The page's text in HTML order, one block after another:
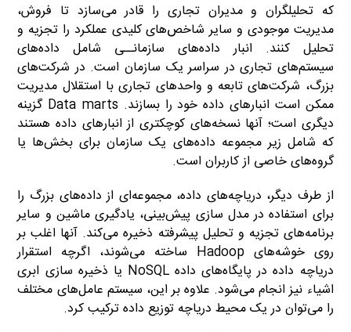
که تحلیلگران و مدیران تجاری را قادر می‌سازد تا فروش،
مدیریت موجودی و سایر شاخص‌های کلیدی عملکرد را تجزیه و
تحلیل کنند. انبار داده‌های سازمانــی شامل داده‌های
سیستم‌های تجاری در سراسر یک سازمان است. در شرکت‌های
بزرگ، شرکت‌های تابعه و واحدهای تجاری با استقلال مدیریت
ممکن است انبارهای داده خود را بسازند. Data marts گزینه
دیگری است؛ آنها نسخه‌های کوچکتری از انبارهای داده هستند
که شامل زیر مجموعه داده‌های یک سازمان برای بخش‌ها یا
گروه‌های خاصی از کاربران است.
از طرف دیگر، دریاچه‌های داده، مجموعه‌ای از داده‌های بزرگ را
برای استفاده در مدل سازی پیش‌بینی، یادگیری ماشین و سایر
برنامه‌های تجزیه و تحلیل پیشرفته ذخیره می‌کند. آنها اغلب بر
روی خوشه‌های Hadoop ساخته می‌شوند، اگرچه استقرار
دریاچه داده در پایگاه‌های داده NoSQL یا ذخیره سازی ابری
اشیاء نیز انجام می‌شود. علاوه بر این، سیستم عامل‌های مختلف
را می‌توان در یک محیط دریاچه توزیع داده ترکیب کرد.